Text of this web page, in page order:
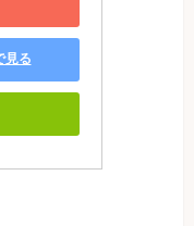
見る